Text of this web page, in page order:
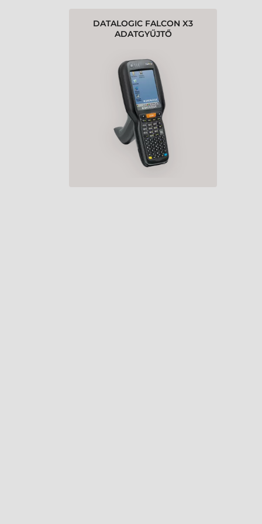
DATALOGIC FALCON X3
ADATGYŰJTŐ